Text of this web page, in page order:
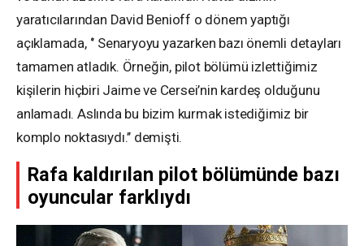
yaratıcılarından David Benioff o dönem yaptığı
açıklamada, ‘’ Senaryoyu yazarken bazı önemli detayları
tamamen atladık. Örneğin, pilot bölümü izlettiğimiz
kişilerin hiçbiri Jaime ve Cersei’nin kardeş olduğunu
anlamadı. Aslında bu bizim kurmak istediğimiz bir
komplo noktasıydı.’’ demişti.
Rafa kaldırılan pilot bölümünde bazı
oyuncular farklıydı